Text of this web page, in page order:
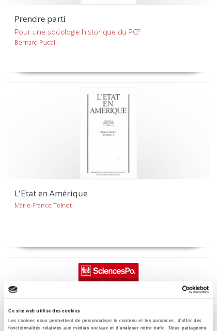
Ce site web utilise des cookies
Les cookies nous permettent de personnaliser le contenu et les annonces, d'offrir des
fonctionnalités relatives aux médias sociaux et d'analyser notre trafic. Nous partageons
Prendre parti
Pour une sociologie historique du PCF
Bernard Pudal
L'Etat en Amérique
Marie-France Toinet